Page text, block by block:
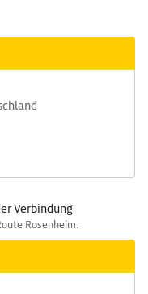
Verbindung
Rosenheim.